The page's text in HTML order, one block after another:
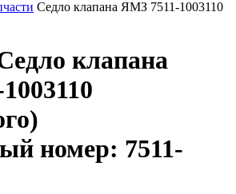
Седло клапана ЯМЗ 7511-1003110
клапана
номер: 7511-